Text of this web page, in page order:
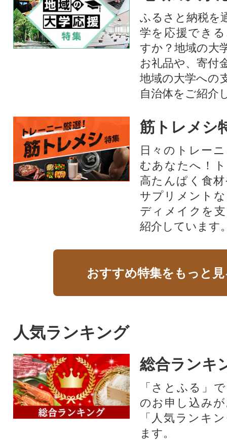
ふるさと納税を
学を応援でき
すか？地域の大
お礼品や、寄付
地域の大学への
自治体をご紹介
筋トレメシ
日々のトレー
むあなたへ！
高たんぱく食
サプリメント
ディメイクを
紹介しています
おすすめ特集をもっと
人気ランキング
総合ランキ
「さとふる」
のお申し込み
「人気ランキ
ます。